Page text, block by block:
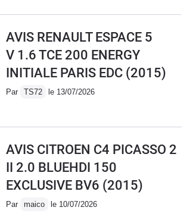
AVIS RENAULT ESPACE 5
V 1.6 TCE 200 ENERGY
INITIALE PARIS EDC (2015)
Par TS72 le 13/07/2026
AVIS CITROEN C4 PICASSO 2
II 2.0 BLUEHDI 150
EXCLUSIVE BV6 (2015)
Par maico le 10/07/2026